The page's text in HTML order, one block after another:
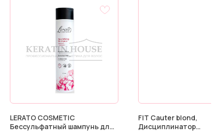
LERATO COSMETIC
Бессульфатный шампунь для
FIT Cauter blond,
Дисциплинатор